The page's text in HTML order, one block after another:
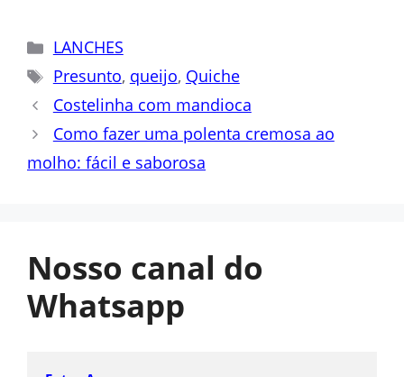
Categorias
LANCHES
Tags
Presunto, queijo, Quiche
Costelinha com mandioca
Como fazer uma polenta cremosa ao
molho: fácil e saborosa
Nosso canal do
Whatsapp